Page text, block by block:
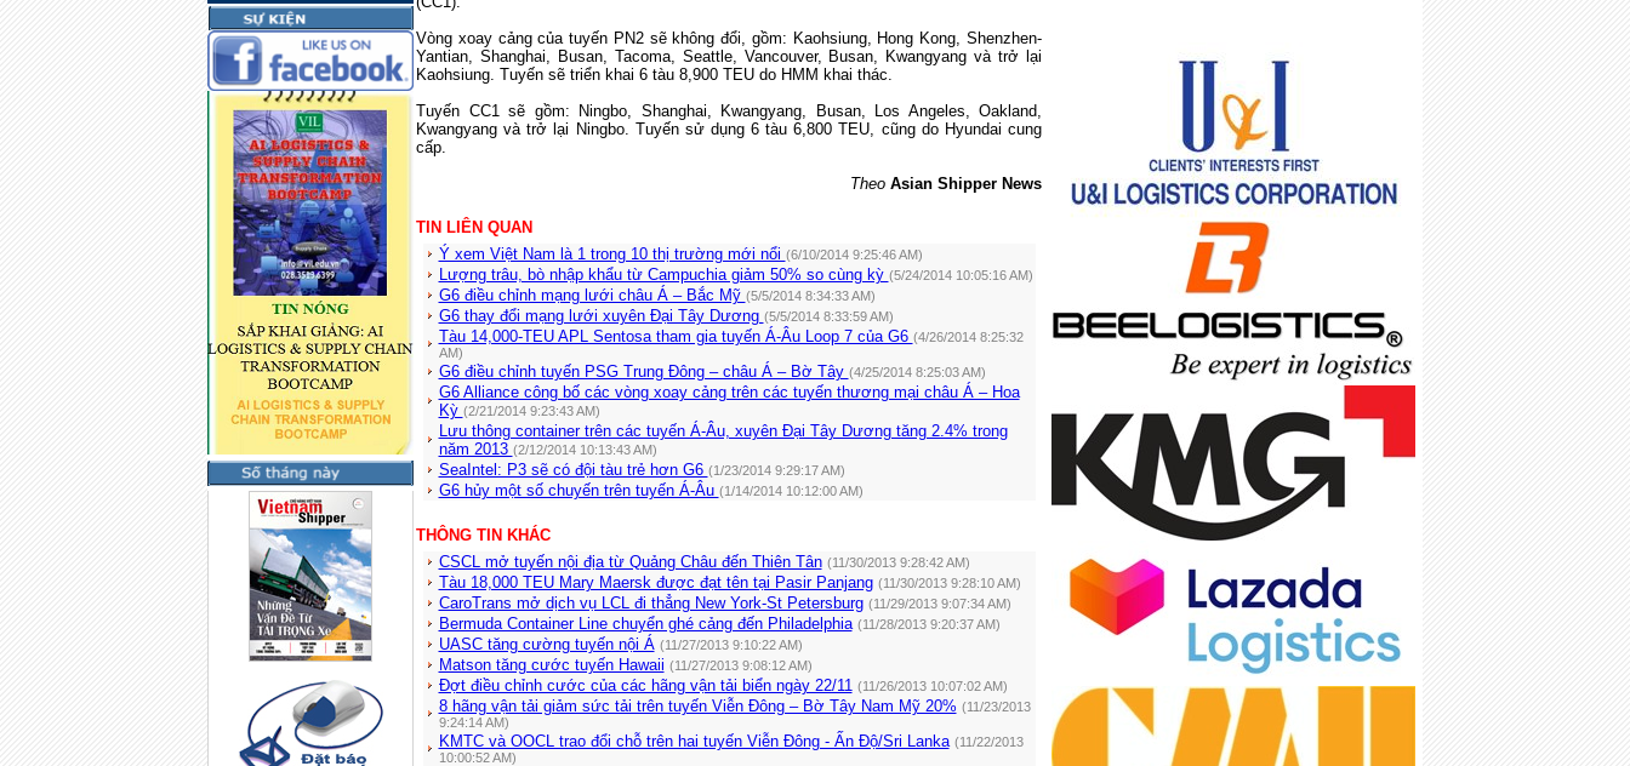
Vòng xoay cảng của tuyến PN2 sẽ không đổi, gồm: Kaohsiung, Hong Kong, Shenzhen-
Yantian, Shanghai, Busan, Tacoma, Seattle, Vancouver, Busan, Kwangyang và trở lại
Kaohsiung. Tuyến sẽ triển khai 6 tàu 8,900 TEU do HMM khai thác.
Tuyến CC1 sẽ gồm:
Ningbo, Shanghai, Kwangyang, Busan, Los Angeles, Oakland,
Kwangyang và trở lại Ningbo. Tuyến sử dụng 6 tàu 6,800 TEU, cũng do Hyundai cung
cấp.
Theo Asian Shipper News
TIN LIÊN QUAN
Ý xem Việt Nam là 1 trong 10 thị trường mới nổi (6/10/2014 9:25:46 AM)
Lượng trâu, bò nhập khẩu từ Campuchia giảm 50% so cùng kỳ (5/24/2014 10:05:16 AM)
G6 điều chỉnh mạng lưới châu Á – Bắc Mỹ (5/5/2014 8:34:33 AM)
G6 thay đổi mạng lưới xuyên Đại Tây Dương (5/5/2014 8:33:59 AM)
Tàu 14,000-TEU APL Sentosa tham gia tuyến Á-Âu Loop 7 của G6 (4/26/2014 8:25:32
AM)
G6 điều chỉnh tuyến PSG Trung Đông – châu Á – Bờ Tây (4/25/2014 8:25:03 AM)
G6 Alliance công bố các vòng xoay cảng trên các tuyến thương mại châu Á – Hoa
Kỳ (2/21/2014 9:23:43 AM)
Lưu thông container trên các tuyến Á-Âu, xuyên Đại Tây Dương tăng 2.4% trong
năm 2013 (2/12/2014 10:13:43 AM)
SeaIntel: P3 sẽ có đội tàu trẻ hơn G6 (1/23/2014 9:29:17 AM)
G6 hủy một số chuyến trên tuyến Á-Âu (1/14/2014 10:12:00 AM)
THÔNG TIN KHÁC
CSCL mở tuyến nội địa từ Quảng Châu đến Thiên Tân (11/30/2013 9:28:42 AM)
Tàu 18,000 TEU Mary Maersk được đạt tên tại Pasir Panjang (11/30/2013 9:28:10 AM)
CaroTrans mở dịch vụ LCL đi thẳng New York-St Petersburg (11/29/2013 9:07:34 AM)
Bermuda Container Line chuyển ghé cảng đến Philadelphia (11/28/2013 9:20:37 AM)
UASC tăng cường tuyến nội Á (11/27/2013 9:10:22 AM)
Matson tăng cước tuyến Hawaii (11/27/2013 9:08:12 AM)
Đợt điều chỉnh cước của các hãng vận tải biển ngày 22/11 (11/26/2013 10:07:02 AM)
8 hãng vận tải giảm sức tải trên tuyến Viễn Đông – Bờ Tây Nam Mỹ 20% (11/23/2013
9:24:14 AM)
KMTC và OOCL trao đổi chỗ trên hai tuyến Viễn Đông - Ấn Độ/Sri Lanka (11/22/2013
10:00:52 AM)